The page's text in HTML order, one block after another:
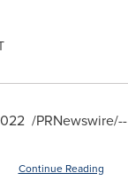
/PRNewswire/--
Continue Reading